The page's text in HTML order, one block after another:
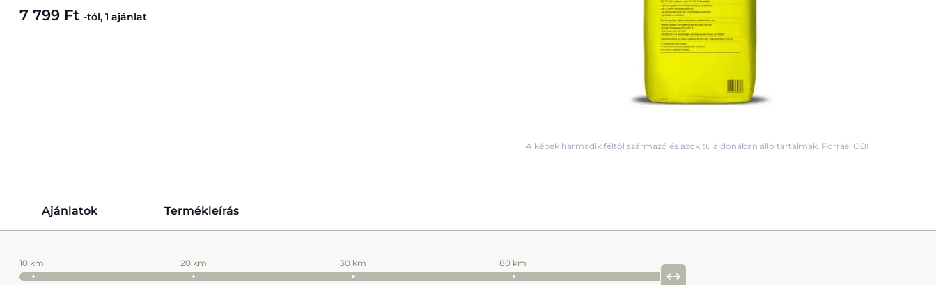
7 799 Ft -tól, 1 ajánlat
A képek harmadik féltől származó és azok tulajdonában álló tartalmak. Forrás: OBI
Ajánlatok Termékleírás
10 km 20 km 30 km 80 km